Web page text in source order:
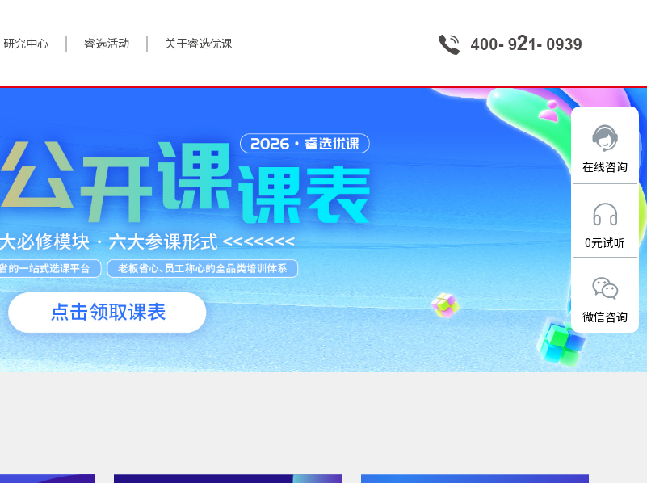
研究中心
研究报告
解决方案
数字化转型
睿选活动 关于睿选优课
在线咨询
0元试听
微信咨询